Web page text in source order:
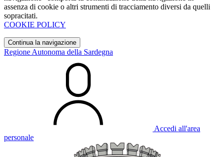
assenza di cookie o altri strumenti di tracciamento diversi da quelli
sopracitati.
COOKIE POLICY
Continua la navigazione
Regione Autonoma della Sardegna
Accedi all'area
personale